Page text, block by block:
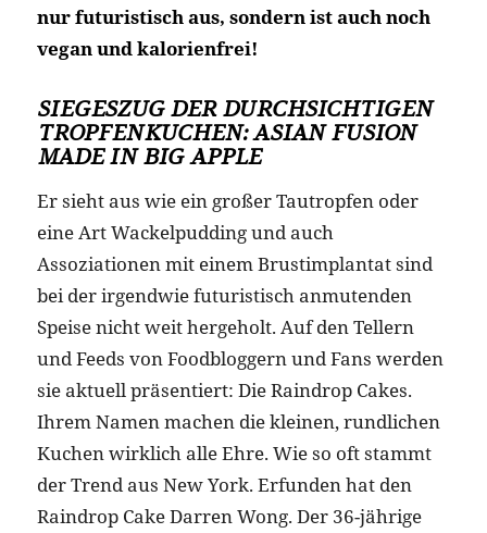
nur futuristisch aus, sondern ist auch noch
vegan und kalorienfrei!
SIEGESZUG DER DURCHSICHTIGEN
TROPFENKUCHEN: ASIAN FUSION
MADE IN BIG APPLE
Er sieht aus wie ein großer Tautropfen oder
eine Art Wackelpudding und auch
Assoziationen mit einem Brustimplantat sind
bei der irgendwie futuristisch anmutenden
Speise nicht weit hergeholt. Auf den Tellern
und Feeds von Foodbloggern und Fans werden
sie aktuell präsentiert: Die Raindrop Cakes.
Ihrem Namen machen die kleinen, rundlichen
Kuchen wirklich alle Ehre. Wie so oft stammt
der Trend aus New York. Erfunden hat den
Raindrop Cake Darren Wong. Der 36-jährige